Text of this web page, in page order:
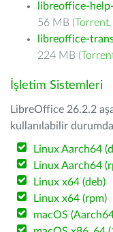
libreoffice-
56 MB (Torrent,
libreoffice-
224 MB (
İşletim Sistemleri
LibreOffice 26.2.2
kullanılabilir
Linux Aarch64
Linux Aarch64
Linux x64 (deb)
Linux x64 (rpm)
macOS